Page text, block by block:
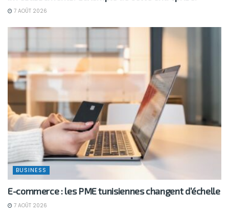
7 AOÛT 2026
BUSINESS
E-commerce : les PME tunisiennes changent d’échelle
7 AOÛT 2026